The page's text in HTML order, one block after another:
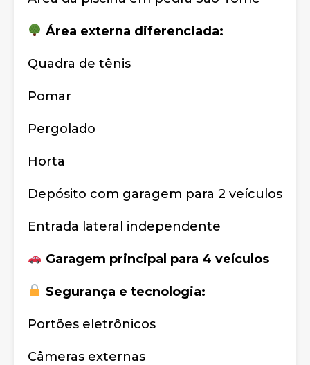
Área externa diferenciada:
Quadra de tênis
Pomar
Pergolado
Horta
Depósito com garagem para 2 veículos
Entrada lateral independente
Garagem principal para 4 veículos
Segurança e tecnologia:
Portões eletrônicos
Câmeras externas